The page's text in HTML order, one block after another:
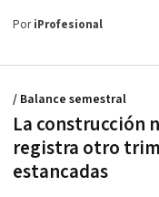
PoriProfesional
La construcción
registra otro
estancadas
/ Balance semestral